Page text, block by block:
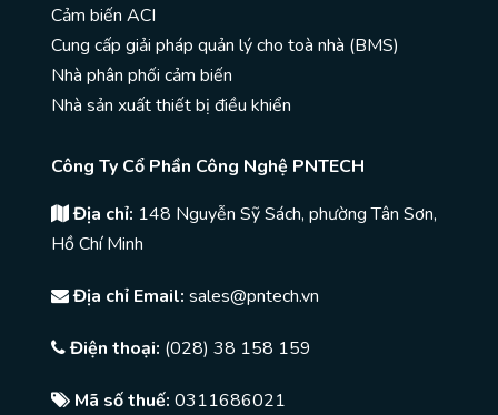
Cảm biến ACI
Cung cấp giải pháp quản lý cho toà nhà (BMS)
Nhà phân phối cảm biến
Nhà sản xuất thiết bị điều khiển
Công Ty Cổ Phần Công Nghệ PNTECH
Địa chỉ: 148 Nguyễn Sỹ Sách, phường Tân Sơn,
Hồ Chí Minh
Địa chỉ Email: sales@pntech.vn
Điện thoại: (028) 38 158 159
Mã số thuế: 0311686021